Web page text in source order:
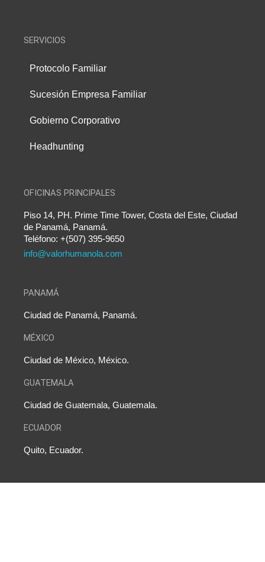
SERVICIOS
Protocolo Familiar
Sucesión Empresa Familiar
Gobierno Corporativo
Headhunting
OFICINAS PRINCIPALES
Piso 14, PH. Prime Time Tower, Costa del Este, Ciudad
de Panamá, Panamá.
Teléfono: +(507) 395-9650
info@valorhumanola.com
PANAMÁ
Ciudad de Panamá, Panamá.
MÉXICO
Ciudad de México, México.
GUATEMALA
Ciudad de Guatemala, Guatemala.
ECUADOR
Quito, Ecuador.